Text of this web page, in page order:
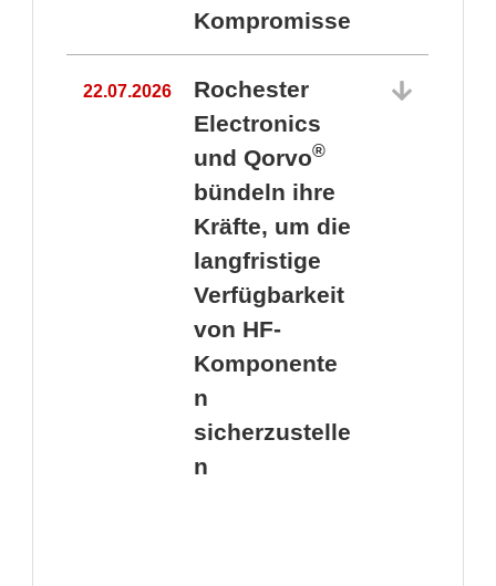
Kompromisse
22.07.2026
Rochester
Electronics
und Qorvo®
bündeln ihre
Kräfte, um die
langfristige
Verfügbarkeit
von HF-
Komponente
n
sicherzustelle
n